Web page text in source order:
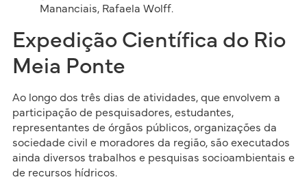
Mananciais, Rafaela Wolff.
Expedição Científica do Rio
Meia Ponte
Ao longo dos três dias de atividades, que envolvem a
participação de pesquisadores, estudantes,
representantes de órgãos públicos, organizações da
sociedade civil e moradores da região, são executados
ainda diversos trabalhos e pesquisas socioambientais e
de recursos hídricos.